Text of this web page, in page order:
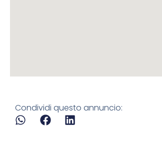
Condividi questo annuncio: